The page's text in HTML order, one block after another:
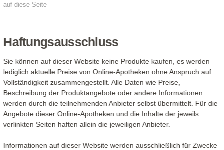
auf diese Seite
Haftungsausschluss
Sie können auf dieser Website keine Produkte kaufen, es werden
lediglich aktuelle Preise von Online-Apotheken ohne Anspruch auf
Vollständigkeit zusammengestellt. Alle Daten wie Preise,
Beschreibung der Produktangebote oder andere Informationen
werden durch die teilnehmenden Anbieter selbst übermittelt. Für die
Angebote dieser Online-Apotheken und die Inhalte der jeweils
verlinkten Seiten haften allein die jeweiligen Anbieter.
Informationen auf dieser Website werden ausschließlich für Zwecke